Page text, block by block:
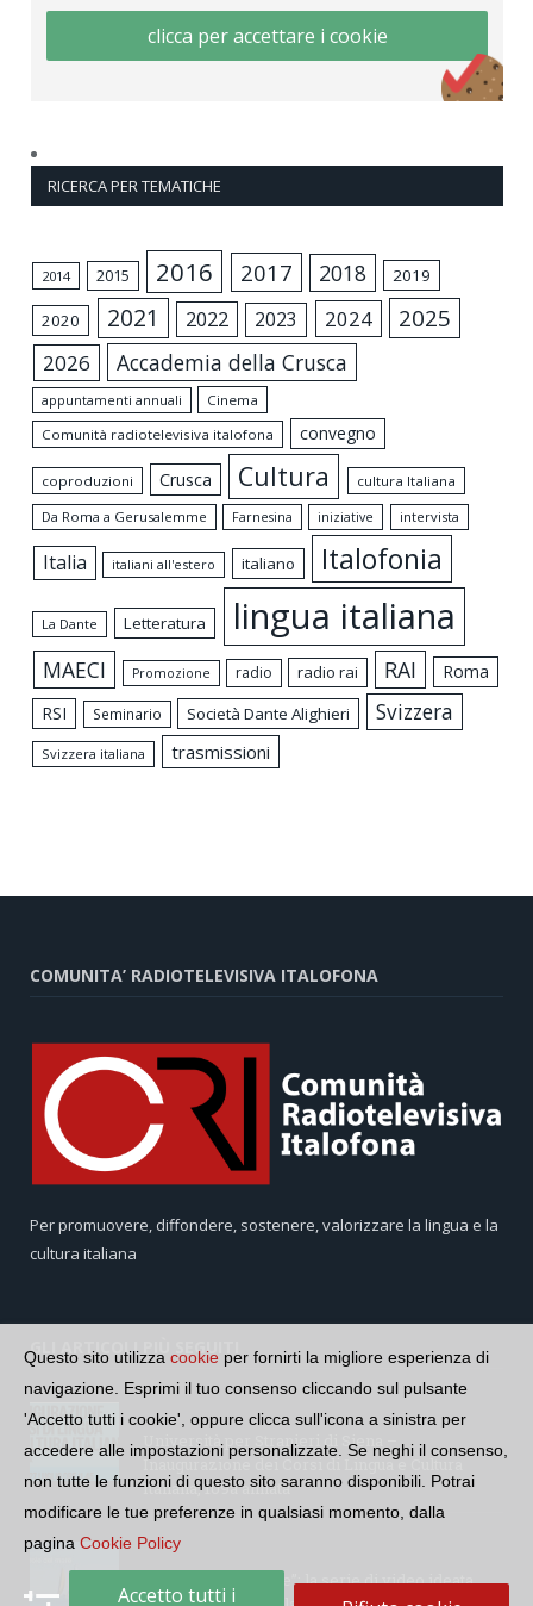
clicca per accettare i cookie
RICERCA PER TEMATICHE
2014 2015 2016 2017 2018 2019
2020 2021 2022 2023 2024 2025
2026 Accademia della Crusca
appuntamenti annuali
Cinema
Comunità radiotelevisiva italofona
convegno
coproduzioni Crusca Cultura
cultura Italiana
Da Roma a Gerusalemme
Farnesina iniziative intervista
Italia italiani all'estero italiano Italofonia
La Dante Letteratura lingua italiana
MAECI Promozione radio radio rai RAI
Roma
RSI
Seminario Società Dante Alighieri Svizzera
Svizzera italiana trasmissioni
COMUNITA’ RADIOTELEVISIVA ITALOFONA
Per promuovere, diffondere, sostenere, valorizzare la lingua e la
cultura italiana
GLI ARTICOLI PIÙ SEGUITI
Università per Stranieri di Siena –
Inaugurazione dei Corsi di Lingua e Cultura
Italiana, 109a annata
“Le parole del mare”: la serie di video ideata
Questo sito utilizza cookie per fornirti la migliore esperienza di
navigazione. Esprimi il tuo consenso cliccando sul pulsante
'Accetto tutti i cookie', oppure clicca sull'icona a sinistra per
accedere alle impostazioni personalizzate. Se neghi il consenso,
non tutte le funzioni di questo sito saranno disponibili. Potrai
modificare le tue preferenze in qualsiasi momento, dalla
pagina Cookie Policy
Accetto tutti i